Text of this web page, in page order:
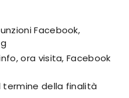
Facebook,
ora visita, Facebook
termine della finalità